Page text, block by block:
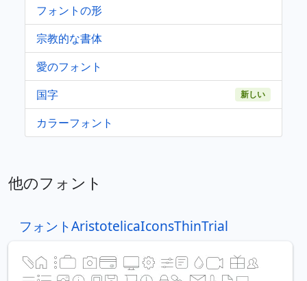
フォントの形
宗教的な書体
愛のフォント
国字
新しい
カラーフォント
他のフォント
フォントAristotelicaIconsThinTrial